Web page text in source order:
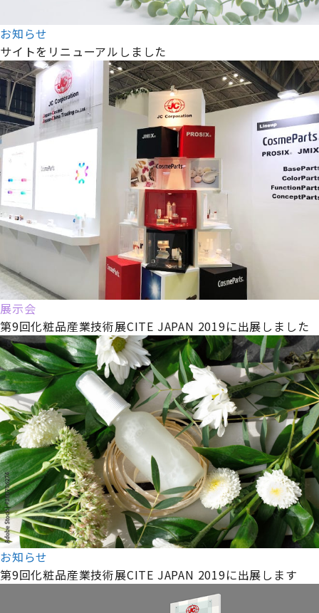
お知らせ
サイトをリニューアルしました
展示会
第9回化粧品産業技術展CITE JAPAN 2019に出展しました
お知らせ
第9回化粧品産業技術展CITE JAPAN 2019に出展します